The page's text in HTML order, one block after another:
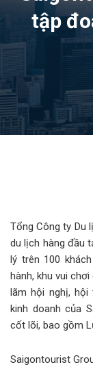
tập
Tổng Công ty Du
du lịch hàng đầu
lý trên 100
hành, khu vui
lãm hội nghị, hội
kinh doanh của
cốt lõi, bao gồm
Saigontourist